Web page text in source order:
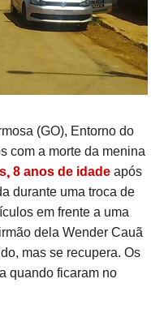
(GO), Entorno do
com a morte da menina
, 8 anos de idade após
durante uma troca de
em frente a uma
irmão dela Wender Cauã
mas se recupera. Os
quando ficaram no